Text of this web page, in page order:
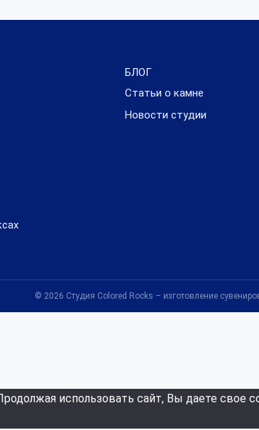
БЛОГ
Статьи о камне
Новости студии
© 2026 Студия Colored Rocks – изготовление
использовать сайт, Вы даете свое